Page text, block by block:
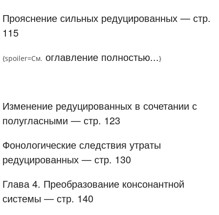
Прояснение сильных редуцированных — стр.
115
{spoiler=См. оглавление полностью...}
Изменение редуцированных в сочетании с
полугласными — стр. 123
Фонологические следствия утраты
редуцированных — стр. 130
Глава 4. Преобразование консонантной
системы — стр. 140